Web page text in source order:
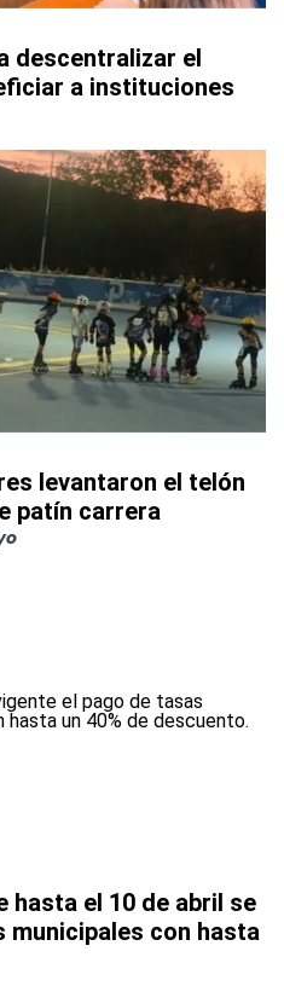
descentralizar el
a instituciones
levantaron el telón
patín carrera
hasta el 10 de abril se
municipales con hasta